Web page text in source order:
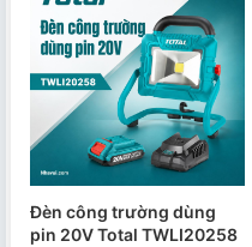
Đèn công trường dùng
pin 20V Total TWLI20258